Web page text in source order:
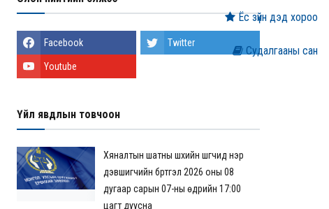
Facebook Twitter
Youtube
Үйл явдлын товчоон
Хяналтын шатны шүүхийн шүүгчид нэр
дэвшигчийн бүртгэл 2026 оны 08
дугаар сарын 07-ны өдрийн 17:00
цагт дуусна
Судалгааны сан
Ёс зүйн дэд хороо